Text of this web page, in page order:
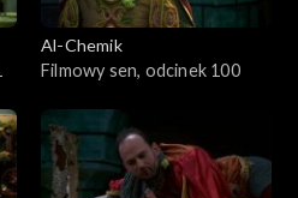
Al-Chemik
Filmowy sen, odcinek 100